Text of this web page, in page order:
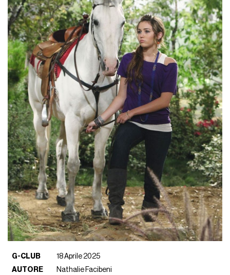
G-CLUB
18 Aprile 2025
AUTORE
Nathalie Facibeni